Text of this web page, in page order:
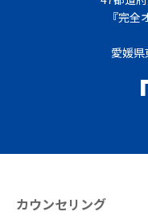
『完全
愛媛
カウンセリング